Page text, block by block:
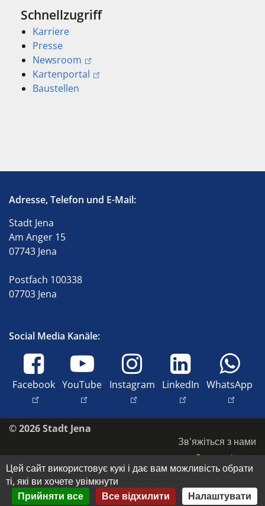
Schnellzugriff
Karriere
Presse
Newsroom
Kartenportal
Baustellen
Adresse, Telefon und E-Mail:
Stadt Jena
Am Anger 15
07743 Jena
Postfach 100338
07703 Jena
Social Media Kanäle:
Facebook YouTube Instagram LinkedIn WhatsApp
© 2026 Stadt Jena
Зв'яжіться з нами
Доступність
Захист даних
Відбиток
Цей сайт використовує кукі і дає вам можливість обрати
ті, які ви хочете увімкнути
Прийняти все
Все відхилити Налаштувати